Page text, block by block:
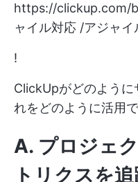
https://clickup.com/
ャイル対応 /アジャイ
!
ClickUpがどのように
れをどのように活用
A. プロジェ
トリクスを追